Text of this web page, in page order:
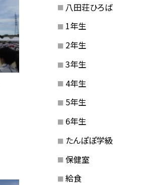
八田荘ひろば
1年生
2年生
3年生
4年生
5年生
6年生
たんぽぽ学級
保健室
給食